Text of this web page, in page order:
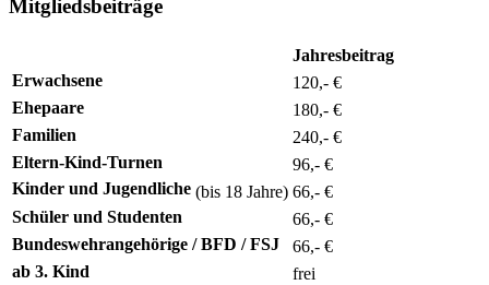
Mitgliedsbeiträge
Jahresbeitrag
Erwachsene
120,- €
Ehepaare
180,- €
Familien
240,- €
Eltern-Kind-Turnen
96,- €
Kinder und Jugendliche (bis 18 Jahre) 66,- €
Schüler und Studenten
66,- €
Bundeswehrangehörige / BFD / FSJ
66,- €
ab 3. Kind
frei